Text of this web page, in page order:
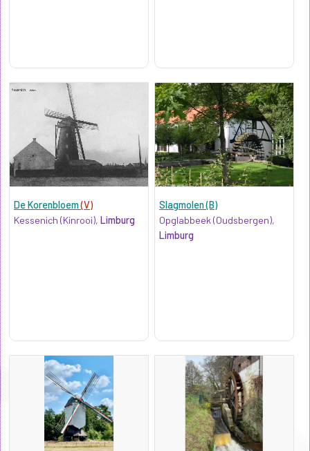
De Korenbloem(V)
Kessenich (Kinrooi), Limburg
Slagmolen (B)
Opglabbeek (Oudsbergen),
Limburg